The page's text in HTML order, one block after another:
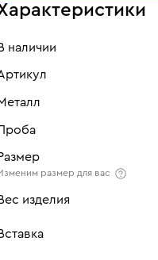
наличии
размер для вас
изделия